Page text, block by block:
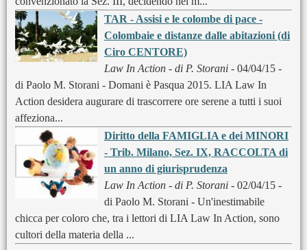
TAR - Assisi e le colombe di pace -
Colombaie e distanze dalle abitazioni (di
Ciro CENTORE)
Law In Action - di P. Storani - 04/04/15 -
di Paolo M. Storani - Domani è Pasqua 2015. LIA Law In
Action desidera augurare di trascorrere ore serene a tutti i suoi
affeziona...
Diritto della FAMIGLIA e dei MINORI
- Trib. Milano, Sez. IX, RACCOLTA di
un anno di giurisprudenza
Law In Action - di P. Storani - 02/04/15 -
di Paolo M. Storani - Un'inestimabile
chicca per coloro che, tra i lettori di LIA Law In Action, sono
cultori della materia della ...